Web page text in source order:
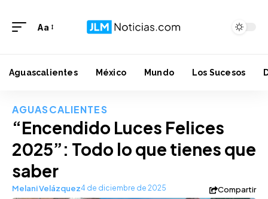
Aa
Aguascalientes México Mundo Los Sucesos
AGUASCALIENTES
“Encendido Luces Felices
2025”: Todo lo que tienes que
saber
Melani Velázquez4 de diciembre de 2025 Compartir